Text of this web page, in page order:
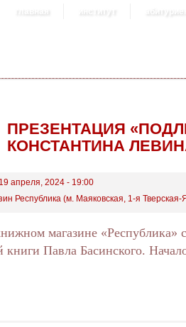
главная институт
ПРЕЗЕНТАЦИЯ
КОНСТАНТИНА
апреля, 2024 - 19:00
Республика (м. Маяковская, 1-я Тверская-
магазине «Республика»
книги Павла Басинского.